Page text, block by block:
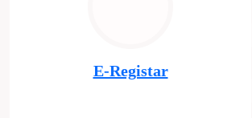
E-Registar